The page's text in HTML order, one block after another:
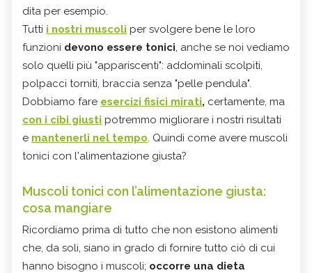
dita per esempio.
Tutti i nostri muscoli per svolgere bene le loro
funzioni devono essere tonici, anche se noi vediamo
solo quelli più "appariscenti": addominali scolpiti,
polpacci torniti, braccia senza "pelle pendula".
Dobbiamo fare esercizi fisici mirati, certamente, ma
con i cibi giusti potremmo migliorare i nostri risultati
e mantenerli nel tempo. Quindi come avere muscoli
tonici con l'alimentazione giusta?
Muscoli tonici con l’alimentazione giusta:
cosa mangiare
Ricordiamo prima di tutto che non esistono alimenti
che, da soli, siano in grado di fornire tutto ciò di cui
hanno bisogno i muscoli; occorre una dieta